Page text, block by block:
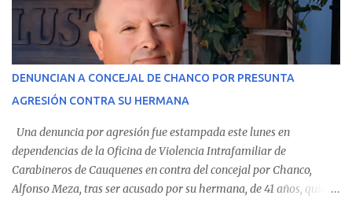
En el detalle regional, se indica que en la comuna de Cauquenes se
identificó a cuatro funcionarios involucrados en este tipo de
operaciones. Asimismo, se precisa que uno de los casos
corresponde a un funcionario de la Municipalidad de Chanco,
detectaron incumplimientos a la normativa vigente. El informe
precisa que la mayor cantidad de dinero apostado se registró en
Talca, donde...
DENUNCIAN A CONCEJAL DE CHANCO POR PRESUNTA
AGRESIÓN CONTRA SU HERMANA
Una denuncia por agresión fue estampada este lunes en
dependencias de la Oficina de Violencia Intrafamiliar de
Carabineros de Cauquenes en contra del concejal por Chanco,
Alfonso Meza, tras ser acusado por su hermana, de 41 años, quien